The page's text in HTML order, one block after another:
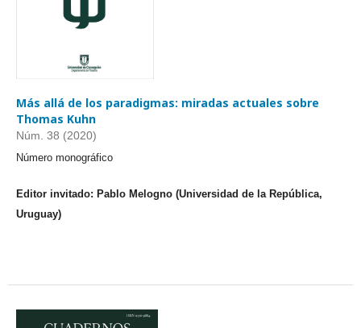
Más allá de los paradigmas: miradas actuales sobre
Thomas Kuhn
Núm. 38 (2020)
Número monográfico
Editor invitado: Pablo Melogno (Universidad de la República,
Uruguay)